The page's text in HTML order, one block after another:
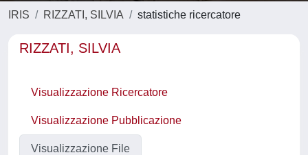
IRIS RIZZATI, SILVIA statistiche ricercatore
RIZZATI, SILVIA
Visualizzazione Ricercatore
Visualizzazione Pubblicazione
Visualizzazione File